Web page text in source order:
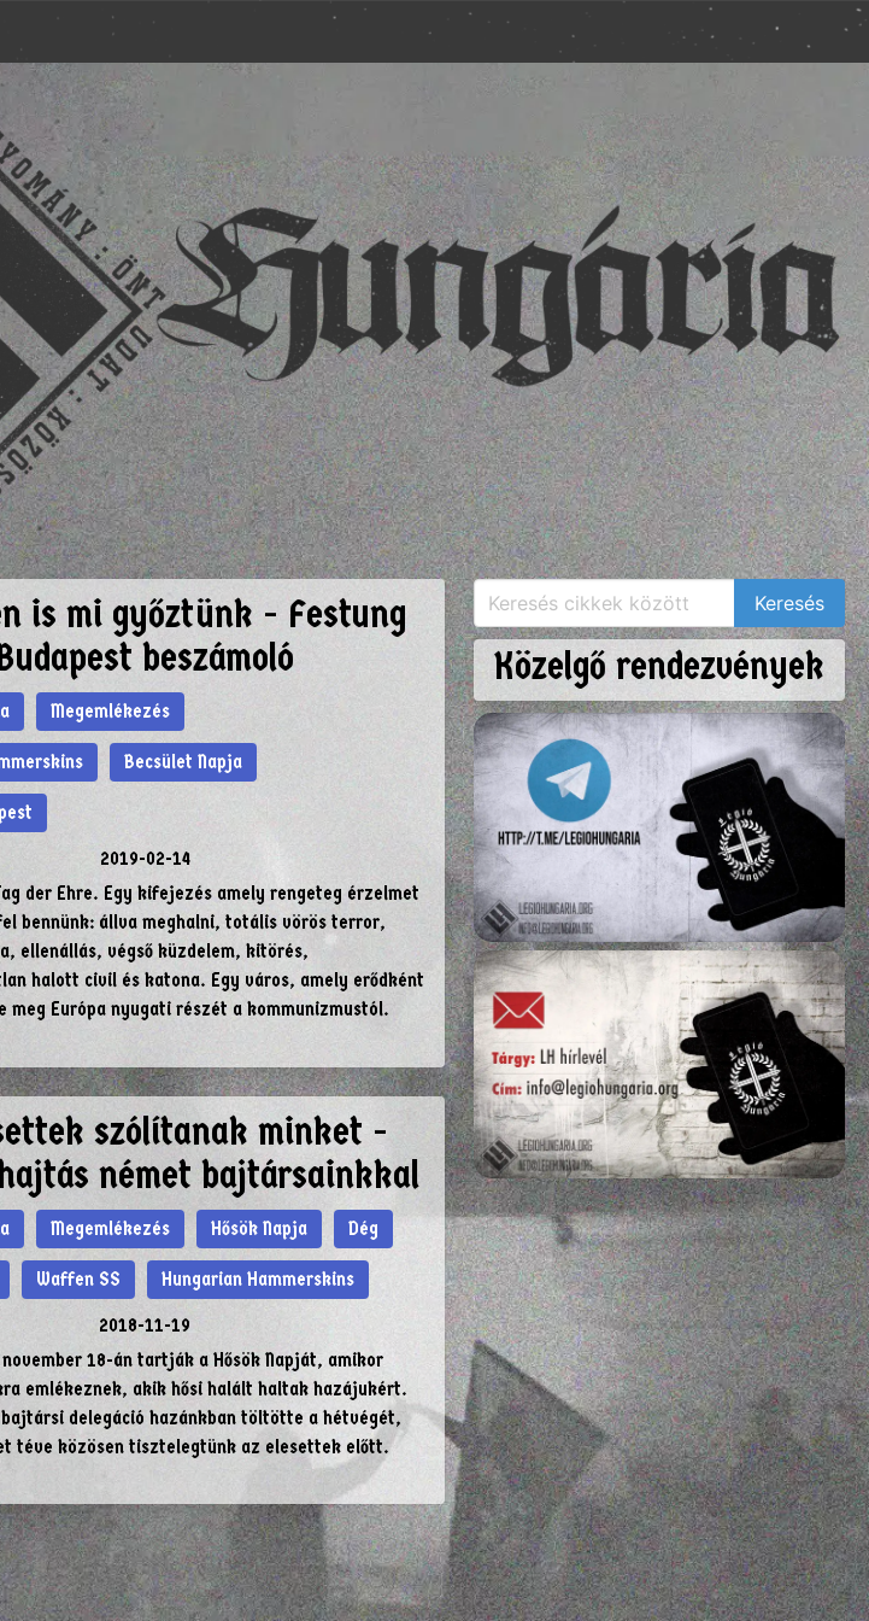
is mi győztünk - Festung
beszámoló
Megemlékezés
Becsület Napja
2019-02-14
der Ehre. Egy kifejezés amely rengeteg érzelmet
bennünk: állva meghalni, totális vörös terror,
ellenállás, végső küzdelem, kitörés,
halott civil és katona. Egy város, amely erődként
meg Európa nyugati részét a kommunizmustól.
szólítanak minket -
német bajtársainkkal
Megemlékezés Hősök Napja Dég
Waffen SS
Hungarian Hammerskins
2018-11-19
18-án tartják a Hősök Napját, amikor
emlékeznek, akik hősi halált haltak hazájukért.
delegáció hazánkban töltötte a hétvégét,
téve közösen tisztelegtünk az elesettek előtt.
Közelgő rendezvények